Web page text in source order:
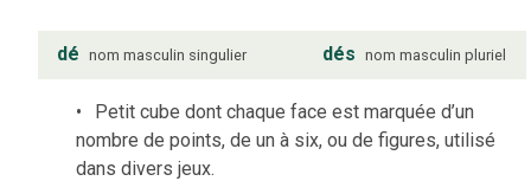
dé nom masculin singulier dés nom masculin pluriel
Petit cube dont chaque face est marquée d’un
nombre de points, de un à six, ou de figures, utilisé
dans divers jeux.